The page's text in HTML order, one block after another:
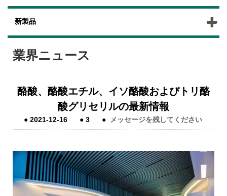
新製品
業界ニュース
酪酸、酪酸エチル、イソ酪酸およびトリ酪
酸グリセリルの最新情​​報
●2021-12-16 ●3 ● メッセージを残してください